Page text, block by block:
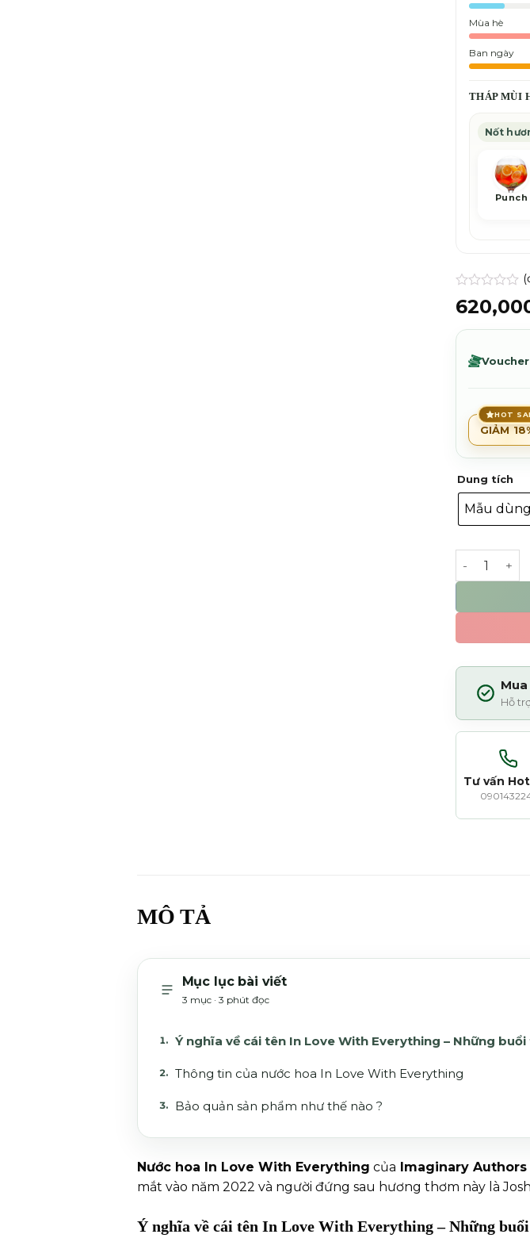
Mùa hè
Ban ngày
THÁP MÙI
Nốt
Punch
Được
xếp
0.0
sao
HOT
GIẢM
Dung tích
Mẫu
In Love
Hỗ
Tư vấn
MÔ TẢ
Mục lục bài viết
3 mục · 3 phút đọc
Ý nghĩa về cái tên In Love With Everything – Những
Thông tin của nước hoa In Love With Everything
Bảo quản sản phẩm như thế nào ?
Nước hoa In Love With Everything của Imaginary Authors
mắt vào năm 2022 và người đứng sau hương thơm này là
Ý nghĩa về cái tên In Love With Everything – Những